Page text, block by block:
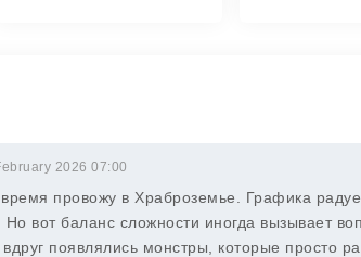
2026 07:00
провожу в Храброземье. Графика
Но вот баланс сложности иногда вызывает
вдруг появлялись монстры, которые просто